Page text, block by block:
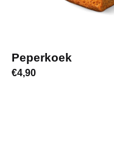
Peperkoek
€4,90